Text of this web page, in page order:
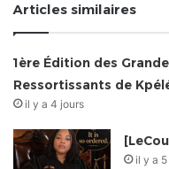
Articles similaires
1ère Édition des
Ressortissants de
il y a 4 jours
il y a